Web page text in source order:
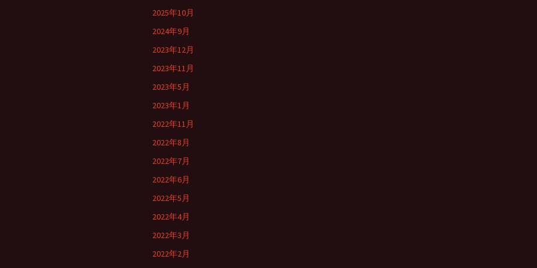
2025年10月
2024年9月
2023年12月
2023年11月
2023年5月
2023年1月
2022年11月
2022年8月
2022年7月
2022年6月
2022年5月
2022年4月
2022年3月
2022年2月